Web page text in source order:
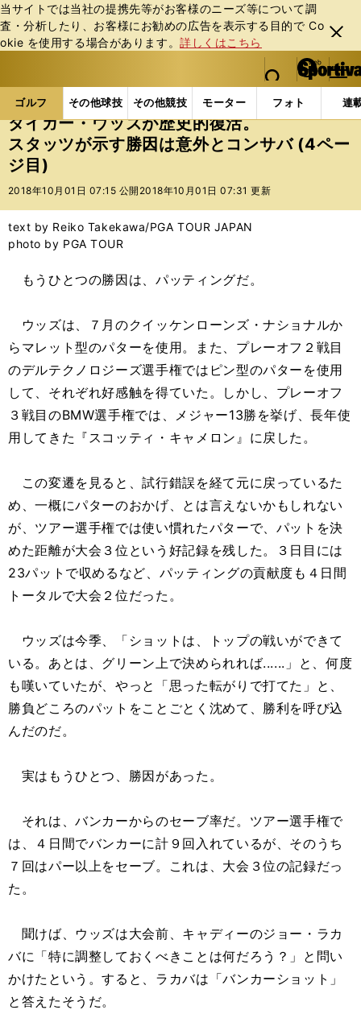
当サイトでは当社の提携先等がお客様のニーズ等について調
査・分析したり、お客様にお勧めの広告を表⽰する⽬的で Co
okie を使⽤する場合があります。詳しくはこちら
閉じ
る
web Sportiva (webスポルティーバ)
検索
マイペ
ー
ジ
メニュ
ゴルフ その他球技 その他競技 モーター フォト 連
ス
ポ
ル
テ
ー
バ
ゴルフの記事一覧 ゴルフ 男子ゴルフ タイガー
タイガー・ウッズが歴史的復活。
スタッツが示す勝因は意外とコンサバ (4ペー
ジ目)
2018年10月01日 07:15 公開 2018年10月01日 07:31 更新
text by Reiko Takekawa/PGA TOUR JAPAN
photo by PGA TOUR
もうひとつの勝因は、パッティングだ。
ウッズは、７月のクイッケンローンズ・ナショナルか
らマレット型のパターを使用。また、プレーオフ２戦目
のデルテクノロジーズ選手権ではピン型のパターを使用
して、それぞれ好感触を得ていた。しかし、プレーオフ
３戦目のBMW選手権では、メジャー13勝を挙げ、長年使
用してきた『スコッティ・キャメロン』に戻した。
この変遷を見ると、試行錯誤を経て元に戻っているた
め、一概にパターのおかげ、とは言えないかもしれない
が、ツアー選手権では使い慣れたパターで、パットを決
めた距離が大会３位という好記録を残した。３日目には
23パットで収めるなど、パッティングの貢献度も４日間
トータルで大会２位だった。
ウッズは今季、「ショットは、トップの戦いができて
いる。あとは、グリーン上で決められれば......」と、何度
も嘆いていたが、やっと「思った転がりで打てた」と、
勝負どころのパットをことごとく沈めて、勝利を呼び込
んだのだ。
実はもうひとつ、勝因があった。
それは、バンカーからのセーブ率だ。ツアー選手権で
は、４日間でバンカーに計９回入れているが、そのうち
７回はパー以上をセーブ。これは、大会３位の記録だっ
た。
聞けば、ウッズは大会前、キャディーのジョー・ラカ
バに「特に調整しておくべきことは何だろう？」と問い
かけたという。すると、ラカバは「バンカーショット」
と答えたそうだ。